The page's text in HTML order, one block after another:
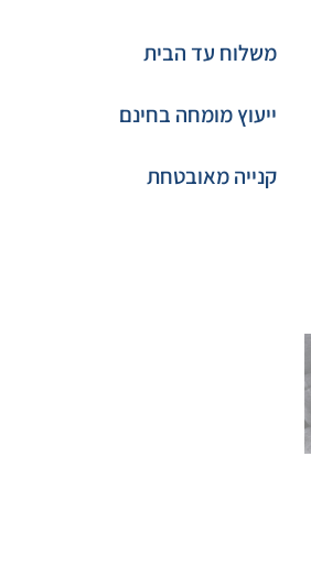
משלוח עד הבית
ייעוץ מומחה בחינם
קנייה מאובטחת